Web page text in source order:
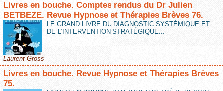
Livres en bouche. Comptes rendus du Dr Julien
BETBEZE. Revue Hypnose et Thérapies Brèves 76.
LE GRAND LIVRE DU DIAGNOSTIC SYSTÉMIQUE ET
DE L’INTERVENTION STRATÉGIQUE...
Laurent Gross
Livres en bouche. Revue Hypnose et Thérapies Brèves
75.